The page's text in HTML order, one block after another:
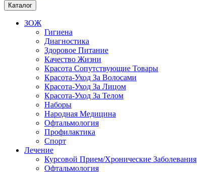
Каталог
ЗОЖ
Гигиена
Диагностика
Здоровое Питание
Качество Жизни
Красота Сопутствующие Товары
Красота-Уход За Волосами
Красота-Уход За Лицом
Красота-Уход За Телом
Наборы
Народная Медицина
Офтальмология
Профилактика
Спорт
Лечение
Курсовой Прием/Хронические Заболевания
Офтальмология